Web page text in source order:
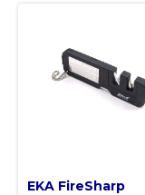
EKA FireSharp